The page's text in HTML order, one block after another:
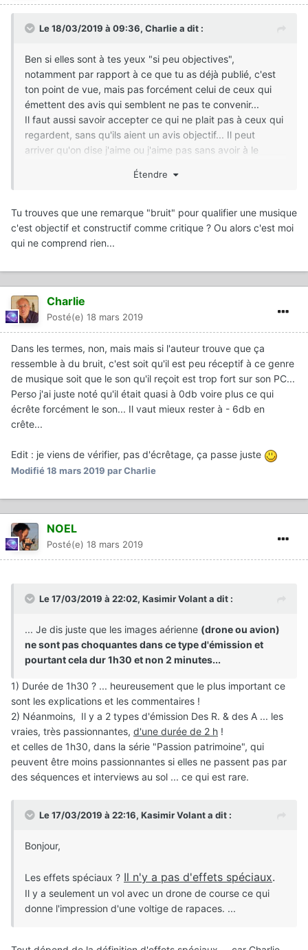
Le 18/03/2019 à 09:36, Charliea dit :
Ben si elles sont à tes yeux "si peu objectives",
notamment par rapport à ce que tu as déjà publié, c'est
ton point de vue, mais pas forcément celui de ceux qui
émettent des avis qui semblent ne pas te convenir...
Il faut aussi savoir accepter ce qui ne plait pas à ceux qui
regardent, sans qu'ils aient un avis objectif... Il peut
arriver qu'on dise j'aime ou j'aime pas sans avoir à le
Étendre
Tu trouves que une remarque "bruit" pour qualifier une musique
c'est objectif et constructif comme critique ? Ou alors c'est moi
qui ne comprend rien...
Charlie
Posté(e) 18 mars 2019
Dans les termes, non, mais mais si l'auteur trouve que ça
ressemble à du bruit, c'est soit qu'il est peu réceptif à ce genre
de musique soit que le son qu'il reçoit est trop fort sur son PC...
Perso j'ai juste noté qu'il était quasi à 0db voire plus ce qui
écrête forcément le son... Il vaut mieux rester à - 6db en
crête...
Edit : je viens de vérifier, pas d'écrêtage, ça passe juste
Modifié18 mars 2019 par Charlie
NOEL
Posté(e) 18 mars 2019
Le 17/03/2019 à 22:02, Kasimir Volanta dit :
... Je dis juste que les images aérienne (drone ou avion)
ne sont pas choquantes dans ce type d'émission et
pourtant cela dur 1h30 et non 2 minutes...
1) Durée de 1h30 ? ... heureusement que le plus important ce
sont les explications et les commentaires !
2) Néanmoins, Il y a 2 types d'émission Des R. & des A ... les
vraies, très passionnantes, d'une durée de 2 h !
et celles de 1h30, dans la série "Passion patrimoine", qui
peuvent être moins passionnantes si elles ne passent pas par
des séquences et interviews au sol ... ce qui est rare.
Le 17/03/2019 à 22:16, Kasimir Volanta dit :
Bonjour,
Les effets spéciaux ? Il n'y a pas d'effets spéciaux.
Il y a seulement un vol avec un drone de course ce qui
donne l'impression d'une voltige de rapaces. ...